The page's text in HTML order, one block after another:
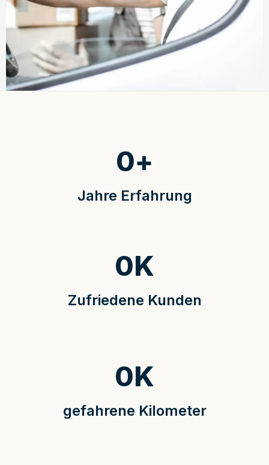
Jahre Erfahrung
0+
Zufriedene Kunden
0K
gefahrene Kilometer
0K